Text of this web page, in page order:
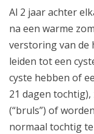
Al 2 jaar achter
na een warme
verstoring van de
leiden tot een
cyste hebben of
21 dagen
(“bruls”) of
normaal tochtig